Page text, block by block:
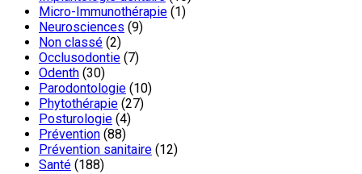
Micro-Immunothérapie (1)
Neurosciences (9)
Non classé (2)
Occlusodontie (7)
Odenth (30)
Parodontologie (10)
Phytothérapie (27)
Posturologie (4)
Prévention (88)
Prévention sanitaire (12)
Santé (188)